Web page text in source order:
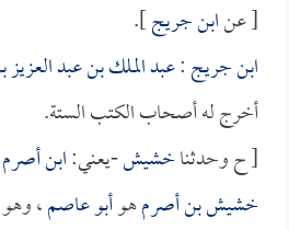
[ عنابن جريج].
ابن جريج:عبد الملك بن عبد
أخرج له أصحاب الكتب الستة.
[ ح وحدثناخشيش-يعني:ابن أصرم
خشيش بن أصرمهوأبو عاصم،